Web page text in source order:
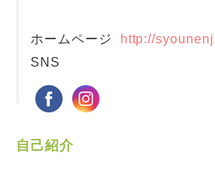
ホームページ
http://
SNS
自己紹介